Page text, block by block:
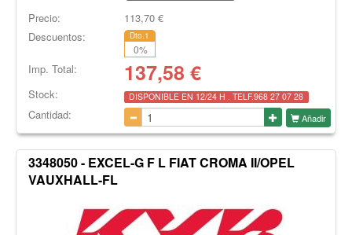
Precio: 113,70€
Descuentos:
Dto.1
0%
Imp. Total: 137,58 €
Stock: DISPONIBLE EN 12/24 H . TELF.968 27 07 28
Cantidad: Añadir
3348050 - EXCEL-G F L FIAT CROMA II/OPEL
VAUXHALL-FL